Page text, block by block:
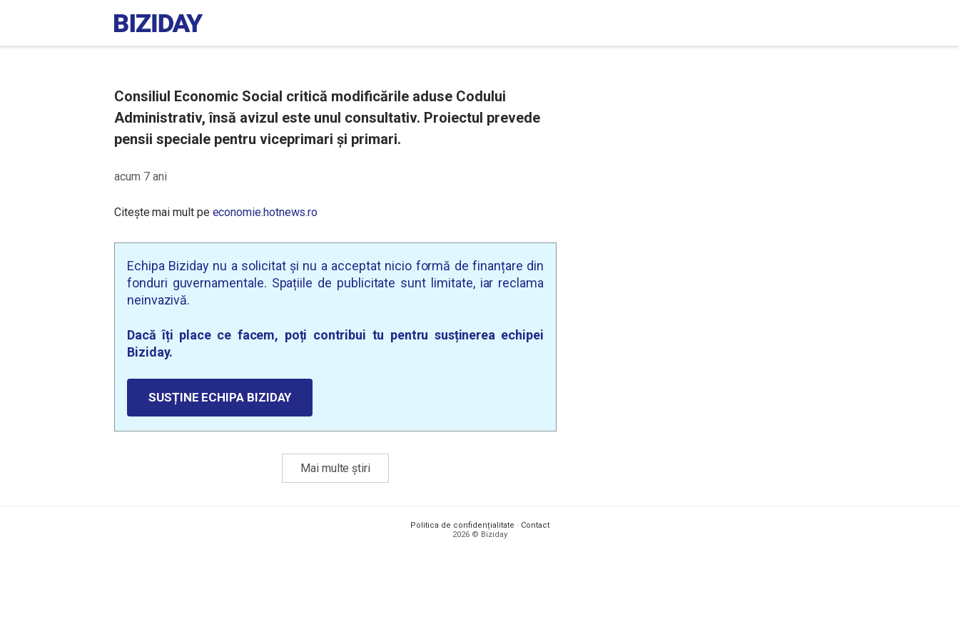
Consiliul Economic Social critică modificările aduse Codului
Administrativ, însă avizul este unul consultativ. Proiectul prevede
pensii speciale pentru viceprimari și primari.
acum 7 ani
Citește mai mult pe economie.hotnews.ro
Echipa Biziday nu a solicitat și nu a acceptat nicio formă de finanțare din
fonduri guvernamentale. Spațiile de publicitate sunt limitate, iar reclama
neinvazivă.
Dacă îți place ce facem, poți contribui tu pentru susținerea echipei
Biziday.
SUSȚINE ECHIPA BIZIDAY
Mai multe știri
Politica de confidențialitate · Contact
2026 © Biziday